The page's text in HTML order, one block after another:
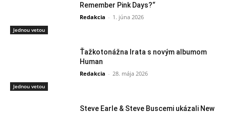
Jednou vetou
Remember Pink Days?“
Redakcia - 1. júna 2026
Jednou vetou
Ťažkotonážna Irata s novým albumom
Human
Redakcia - 28. mája 2026
Steve Earle & Steve Buscemi ukázali New